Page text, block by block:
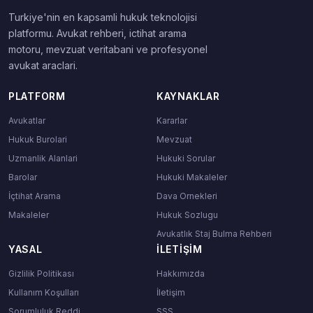
Turkiye'nin en kapsamli hukuk teknolojisi
platformu. Avukat rehberi, ictihat arama
motoru, mevzuat veritabani ve profesyonel
avukat araclari.
PLATFORM
Avukatlar
Hukuk Burolari
Uzmanlik Alanlari
Barolar
İçtihat Arama
Makaleler
KAYNAKLAR
Kararlar
Mevzuat
Hukuki Sorular
Hukuki Makaleler
Dava Ornekleri
Hukuk Sozlugu
Avukatlık Staj Bulma Rehberi
YASAL
Gizlilik Politikası
Kullanım Koşulları
İLETIŞIM
Hakkımızda
İletişim